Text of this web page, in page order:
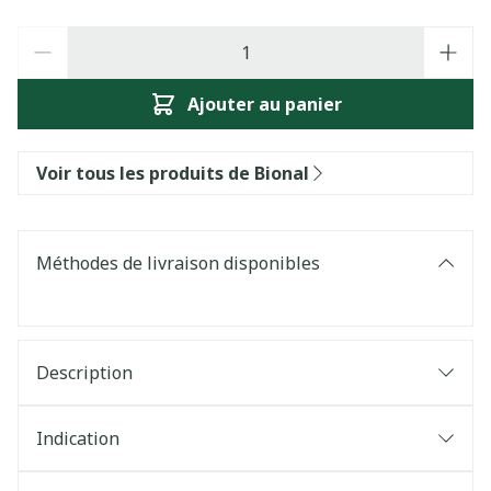
Ajouter au panier
Voir tous les produits de Bional
Méthodes de livraison disponibles
Description
Indication